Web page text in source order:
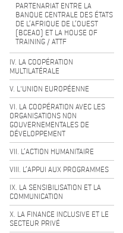
PARTENARIAT ENTRE LA
BANQUE CENTRALE DES ÉTATS
DE L’AFRIQUE DE L’OUEST
(BCEAO) ET LA HOUSE OF
TRAINING / ATTF
IV. LA COOPÉRATION
MULTILATÉRALE
V. L'UNION EUROPÉENNE
VI. LA COOPÉRATION AVEC LES
ORGANISATIONS NON
GOUVERNEMENTALES DE
DÉVELOPPEMENT
VII. L’ACTION HUMANITAIRE
VIII. L’APPUI AUX PROGRAMMES
IX. LA SENSIBILISATION ET LA
COMMUNICATION
X. LA FINANCE INCLUSIVE ET LE
SECTEUR PRIVÉ